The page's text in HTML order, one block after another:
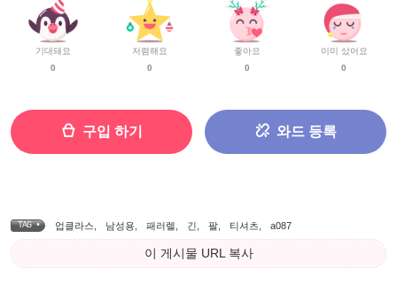
기대돼요
0
저렴해요
0
좋아요
0
이미 샀어요
0
구입 하기 와드 등록
TAG • 업클라스 남성용 패러렐 긴 팔 티셔츠 a087
이 게시물 URL 복사